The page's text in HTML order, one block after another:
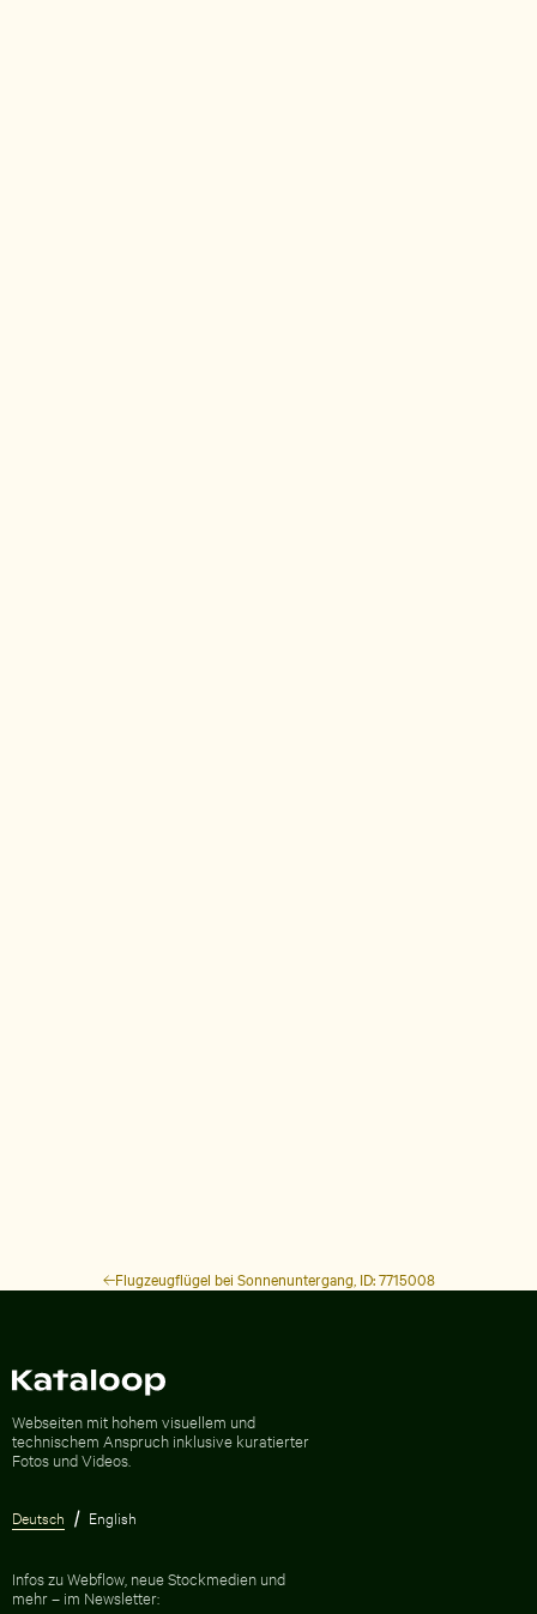
Flugzeugflügel bei Sonnenuntergang, ID: 7715008
Webseiten mit hohem visuellem und
technischem Anspruch inklusive kuratierter
Fotos und Videos.
Deutsch English
Infos zu Webflow, neue Stockmedien und
mehr – im Newsletter: